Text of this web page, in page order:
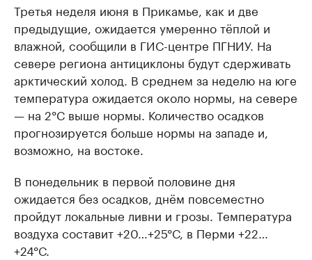
Третья неделя июня в Прикамье, как и две
предыдущие, ожидается умеренно тёплой и
влажной, сообщили в ГИС-центре ПГНИУ. На
севере региона антициклоны будут сдерживать
арктический холод. В среднем за неделю на юге
температура ожидается около нормы, на севере
— на 2°С выше нормы. Количество осадков
прогнозируется больше нормы на западе и,
возможно, на востоке.
В понедельник в первой половине дня
ожидается без осадков, днём повсеместно
пройдут локальные ливни и грозы. Температура
воздуха составит +20…+25°С, в Перми +22…
+24°С.